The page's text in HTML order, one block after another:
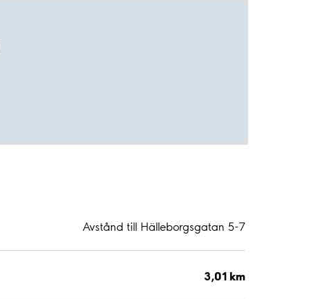
Avstånd till Hälleborgsgatan 5-7
3,01 km